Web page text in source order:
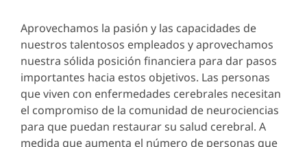
Aprovechamos la pasión y las capacidades de
nuestros talentosos empleados y aprovechamos
nuestra sólida posición financiera para dar pasos
importantes hacia estos objetivos. Las personas
que viven con enfermedades cerebrales necesitan
el compromiso de la comunidad de neurociencias
para que puedan restaurar su salud cerebral. A
medida que aumenta el número de personas que